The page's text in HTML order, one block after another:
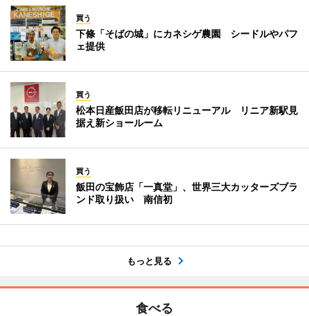
買う
下條「そばの城」にカネシゲ農園 シードルやパフ
ェ提供
買う
松本日産飯田店が移転リニューアル リニア新駅見
据え新ショールーム
買う
飯田の宝飾店「一真堂」、世界三大カッターズブラ
ンド取り扱い 南信初
もっと見る
食べる